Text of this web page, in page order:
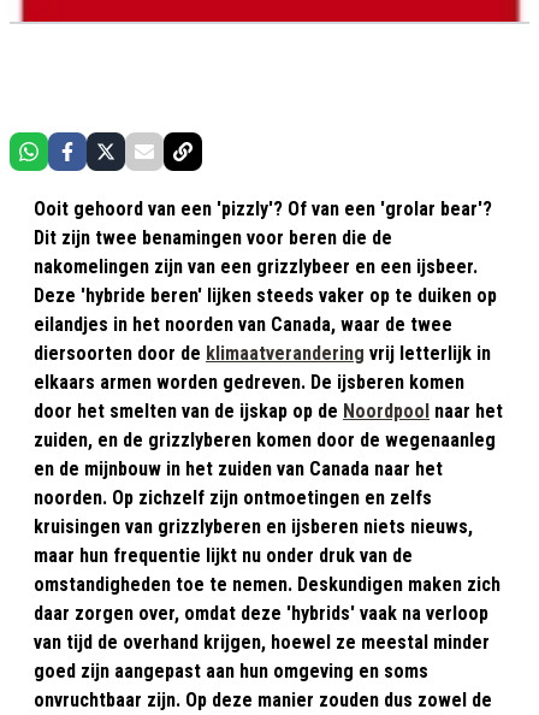
Ooit gehoord van een 'pizzly'? Of van een 'grolar bear'?
Dit zijn twee benamingen voor beren die de
nakomelingen zijn van een grizzlybeer en een ijsbeer.
Deze 'hybride beren' lijken steeds vaker op te duiken op
eilandjes in het noorden van Canada, waar de twee
diersoorten door de klimaatverandering vrij letterlijk in
elkaars armen worden gedreven. De ijsberen komen
door het smelten van de ijskap op de Noordpool naar het
zuiden, en de grizzlyberen komen door de wegenaanleg
en de mijnbouw in het zuiden van Canada naar het
noorden. Op zichzelf zijn ontmoetingen en zelfs
kruisingen van grizzlyberen en ijsberen niets nieuws,
maar hun frequentie lijkt nu onder druk van de
omstandigheden toe te nemen. Deskundigen maken zich
daar zorgen over, omdat deze 'hybrids' vaak na verloop
van tijd de overhand krijgen, hoewel ze meestal minder
goed zijn aangepast aan hun omgeving en soms
onvruchtbaar zijn. Op deze manier zouden dus zowel de